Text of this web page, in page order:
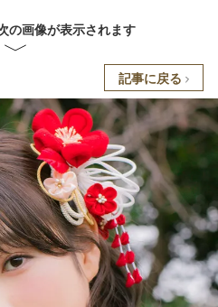
の画像が表示されます
記事に戻る